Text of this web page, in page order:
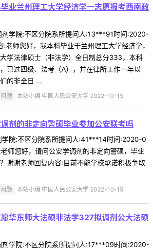
业兰州理工大学经济学一志愿报考西南政
剂学院:不区分院系所提问人:13***91时间:2020-
师您好，我本科毕业于兰州理工大学经济学，
学法律硕士（非法学）全日制总分333，本科
已过四级、法考（A），并在律所工作一年以
的非全日 ...
题 本站小编 中国人民公安大学 2022-10-15
剂的非定向警硕毕业参加公安联考吗
学院:不区分院系所提问人:41***14时间:2020-0
师您好，请问公安学调剂的非定向警硕，毕业
谢谢老师回复内容:目前不能学校承诺积极争取
题 本站小编 中国人民公安大学 2022-10-15
华东师大法硕非法学327拟调剂公大法硕
剂学院:不区分院系所提问人:17***09时间:2020-